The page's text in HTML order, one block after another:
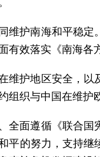
维护南海和平稳
有效落实《南海各
维护地区安全，
组织与中国在维
全面遵循《联合
平的努力，支持